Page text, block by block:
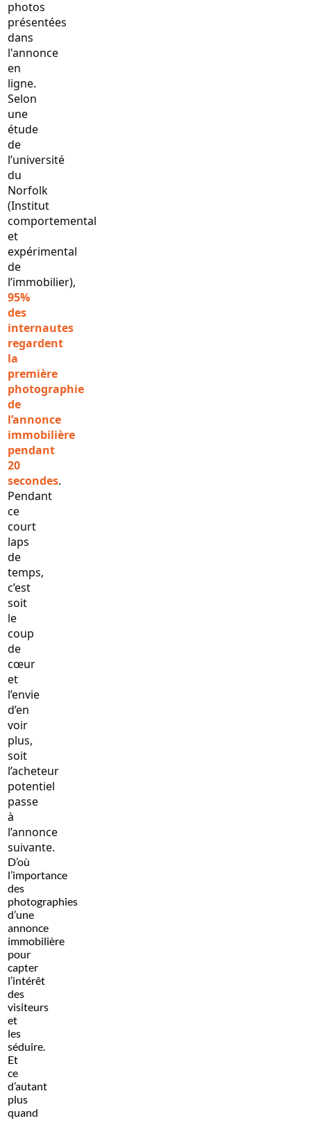
photos
présentées
dans
l'annonce
en
ligne.
Selon
une
étude
de
l’université
du
Norfolk
(Institut
comportemental
et
expérimental
de
l’immobilier),
95%
des
internautes
regardent
la
première
photographie
de
l’annonce
immobilière
pendant
20
secondes.
Pendant
ce
court
laps
de
temps,
c’est
soit
le
coup
de
cœur
et
l’envie
d’en
voir
plus,
soit
l’acheteur
potentiel
passe
à
l’annonce
suivante.
D’où
l’importance
des
photographies
d’une
annonce
immobilière
pour
capter
l’intérêt
des
visiteurs
et
les
séduire.
Et
ce
d’autant
plus
quand